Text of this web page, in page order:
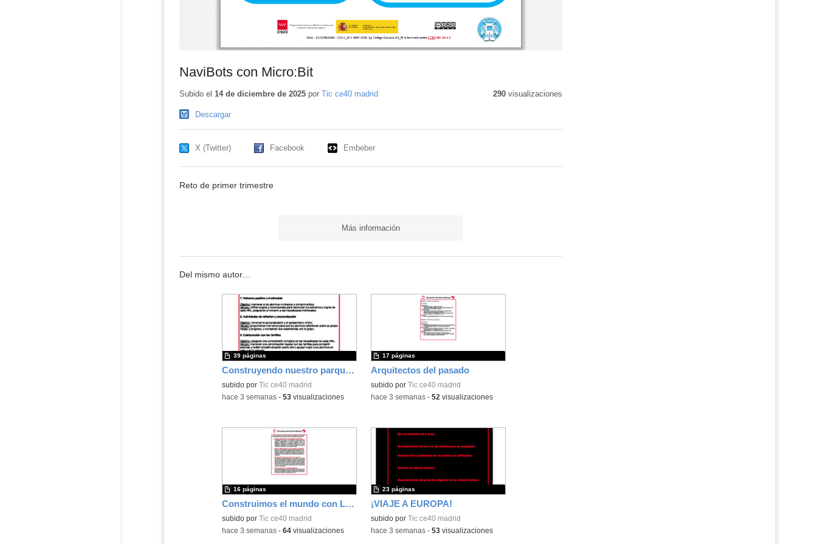
NaviBots con Micro:Bit
Subido el 14 de diciembre de 2025por Tic ce40 madrid 290visualizaciones
Descargar
X (Twitter) Facebook Embeber
Reto de primer trimestre
Más información
Del mismo autor…
Construyendo nuestro parque de atracciones
subido por Tic ce40 madrid
39 páginas
-hace 3 semanas- 53visualizaciones
Arquitectos del pasado
subido por Tic ce40 madrid
17 páginas
-hace 3 semanas- 52 visualizaciones
Construimos el mundo con LEGO
subido por Tic ce40 madrid
16 páginas
-hace 3 semanas- 64visualizaciones
¡VIAJE A EUROPA!
subido por Tic ce40 madrid
23 páginas
-hace 3 semanas- 53visualizaciones